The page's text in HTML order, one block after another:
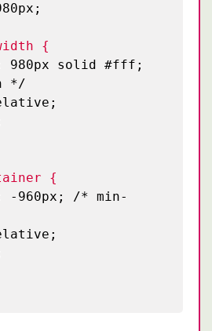
{
980px solid #fff;
*/
{
-960px; /* min-